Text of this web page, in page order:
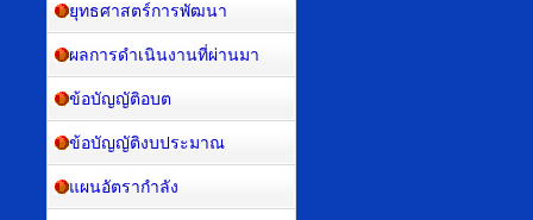
ยุทธศาสตร์การพัฒนา
ผลการดำเนินงานที่ผ่านมา
ข้อบัญญัติอบต
ข้อบัญญัติงบประมาณ
แผนอัตรากำลัง